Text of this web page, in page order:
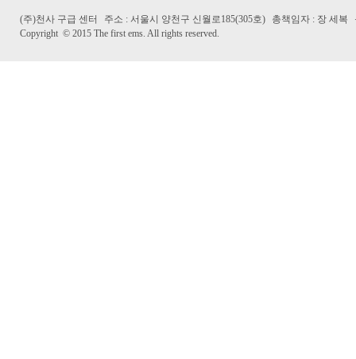
(주)천사 구급 센터 주소 : 서울시 양천구 신월로185(305호) 총책임자 : 장 세복
Copyright © 2015 The first ems. All rights reserved.